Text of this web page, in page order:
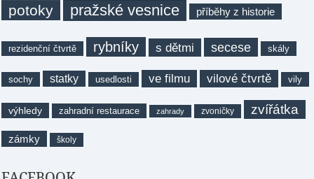
potoky pražské vesnice příběhy z historie
rezidenční čtvrtě rybníky s dětmi secese skály
sochy statky usedlosti ve filmu vilové čtvrtě vily
výhledy zahradní restaurace zahrady zvoničky zvířátka
zámky školy